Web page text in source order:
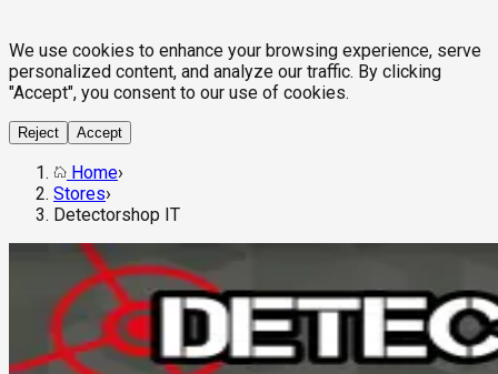
We use cookies to enhance your browsing experience, serve
personalized content, and analyze our traffic. By clicking
"Accept", you consent to our use of cookies.
Reject Accept
Home›
Stores›
Detectorshop IT